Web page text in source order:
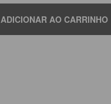
ADICIONAR AO CARRINHO